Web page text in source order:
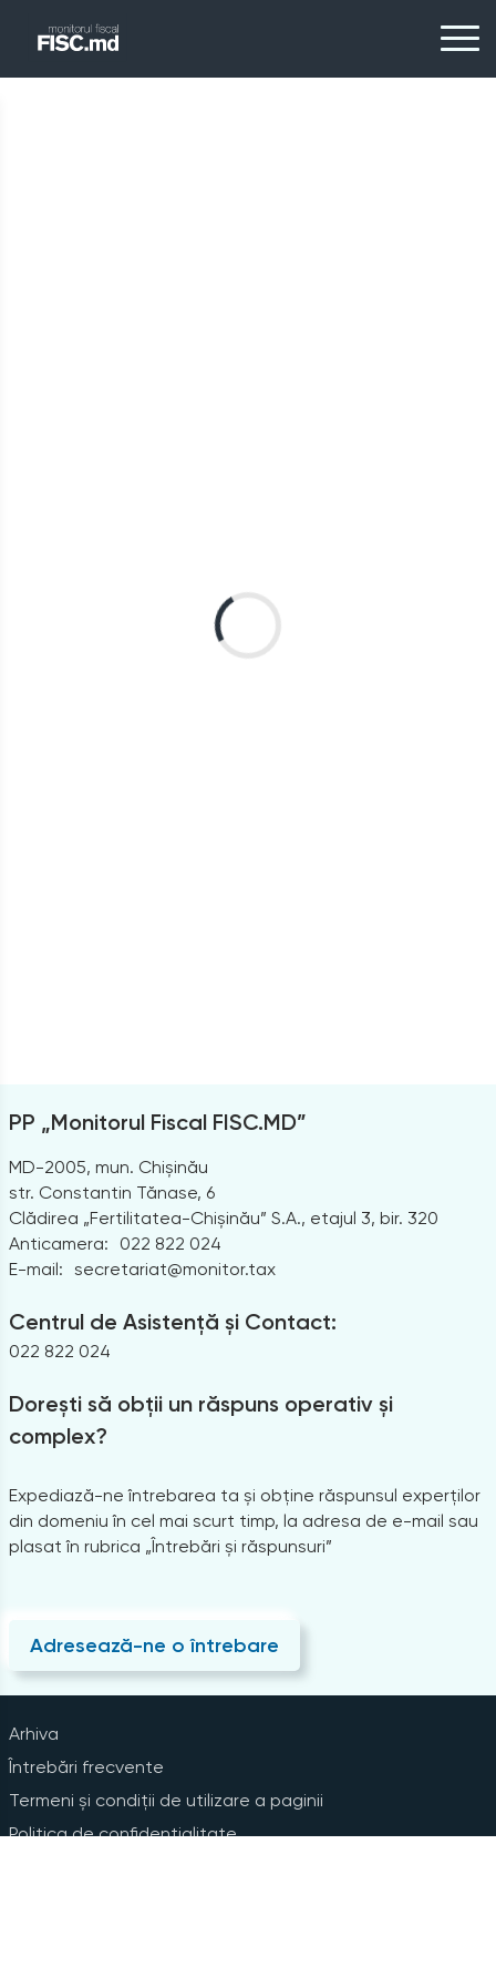
PP „Monitorul Fiscal FISC.MD”
MD-2005, mun. Chișinău
str. Constantin Tănase, 6
Clădirea „Fertilitatea-Chișinău” S.A., etajul 3, bir. 320
Anticamera:
022 822 024
E-mail: secretariat@monitor.tax
Centrul de Asistență și Contact:
022 822 024
Dorești să obții un răspuns operativ și
complex?
Expediază-ne întrebarea ta și obține răspunsul experților
din domeniu în cel mai scurt timp, la adresa de e-mail sau
plasat în rubrica „Întrebări și răspunsuri”
Adresează-ne o întrebare
Arhiva
Întrebări frecvente
Termeni și condiții de utilizare a paginii
Politica de confidențialitate